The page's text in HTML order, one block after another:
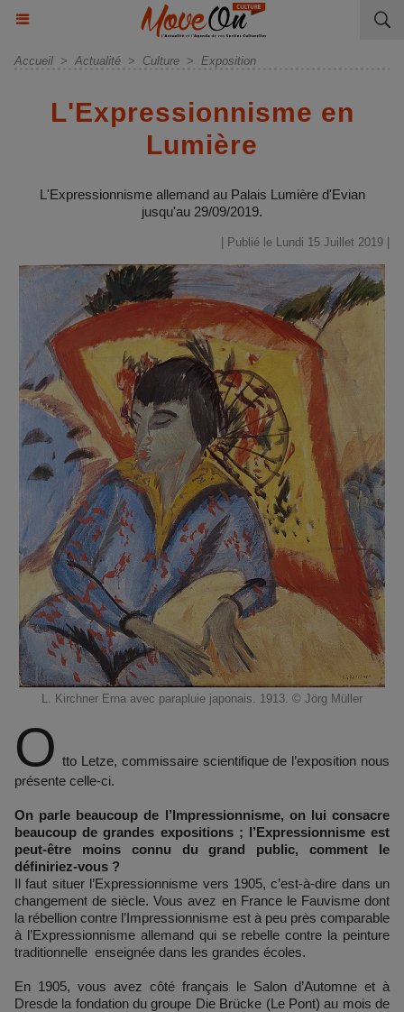
Accueil > Actualité > Culture > Exposition
L'Expressionnisme en
Lumière
L'Expressionnisme allemand au Palais Lumière d'Evian
jusqu'au 29/09/2019.
| Publié le Lundi 15 Juillet 2019 |
L. Kirchner Erna avec parapluie japonais. 1913. © Jörg Müller
O tto Letze, commissaire scientifique de l’exposition nous
présente celle-ci.
On parle beaucoup de l’Impressionnisme, on lui consacre
beaucoup de grandes expositions ; l’Expressionnisme est
peut-être moins connu du grand public, comment le
définiriez-vous ?
Il faut situer l’Expressionnisme vers 1905, c’est-à-dire dans un
changement de siècle. Vous avez en France le Fauvisme dont
la rébellion contre l’Impressionnisme est à peu près comparable
à l’Expressionnisme allemand qui se rebelle contre la peinture
traditionnelle enseignée dans les grandes écoles.
En 1905, vous avez côté français le Salon d’Automne et à
Dresde la fondation du groupe Die Brücke (Le Pont) au mois de